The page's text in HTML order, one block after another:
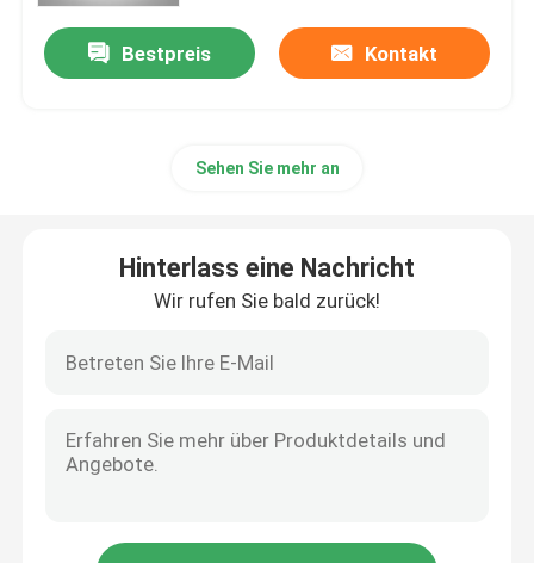
Produkte
Über uns
Bestpreis Kontakt
Sehen Sie mehr an
Hinterlass eine Nachricht
Wir rufen Sie bald zurück!